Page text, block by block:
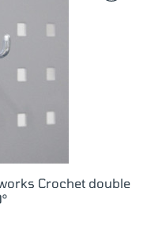
double